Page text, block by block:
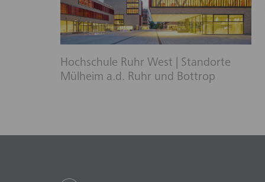
Hochschule Ruhr West | Standorte
Mülheim a.d. Ruhr und Bottrop